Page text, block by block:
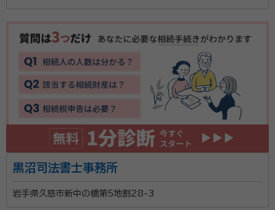
黒沼司法書士事務所
岩手県久慈市新中の橋第5地割28-3